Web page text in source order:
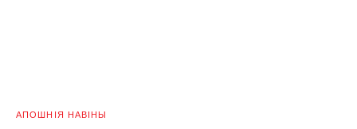
АПОШНІЯ НАВІНЫ